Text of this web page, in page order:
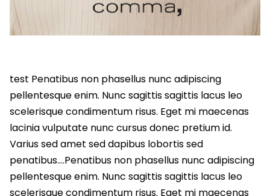
test Penatibus non phasellus nunc adipiscing
pellentesque enim. Nunc sagittis sagittis lacus leo
scelerisque condimentum risus. Eget mi maecenas
lacinia vulputate nunc cursus donec pretium id.
Varius sed amet sed dapibus lobortis sed
penatibus….Penatibus non phasellus nunc adipiscing
pellentesque enim. Nunc sagittis sagittis lacus leo
scelerisque condimentum risus. Eget mi maecenas